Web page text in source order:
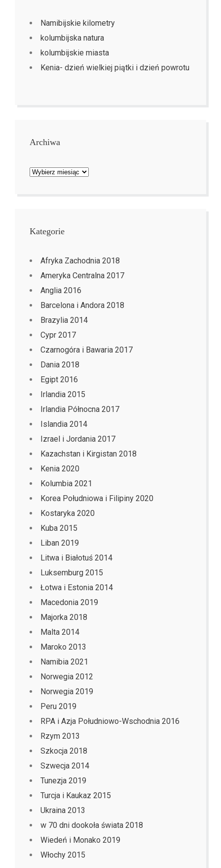
Namibijskie kilometry
kolumbijska natura
kolumbijskie miasta
Kenia- dzień wielkiej piątki i dzień powrotu
Archiwa
Archiwa
Kategorie
Afryka Zachodnia 2018
Ameryka Centralna 2017
Anglia 2016
Barcelona i Andora 2018
Brazylia 2014
Cypr 2017
Czarnogóra i Bawaria 2017
Dania 2018
Egipt 2016
Irlandia 2015
Irlandia Północna 2017
Islandia 2014
Izrael i Jordania 2017
Kazachstan i Kirgistan 2018
Kenia 2020
Kolumbia 2021
Korea Południowa i Filipiny 2020
Kostaryka 2020
Kuba 2015
Liban 2019
Litwa i Białotuś 2014
Luksemburg 2015
Łotwa i Estonia 2014
Macedonia 2019
Majorka 2018
Malta 2014
Maroko 2013
Namibia 2021
Norwegia 2012
Norwegia 2019
Peru 2019
RPA i Azja Południowo-Wschodnia 2016
Rzym 2013
Szkocja 2018
Szwecja 2014
Tunezja 2019
Turcja i Kaukaz 2015
Ukraina 2013
w 70 dni dookoła świata 2018
Wiedeń i Monako 2019
Włochy 2015